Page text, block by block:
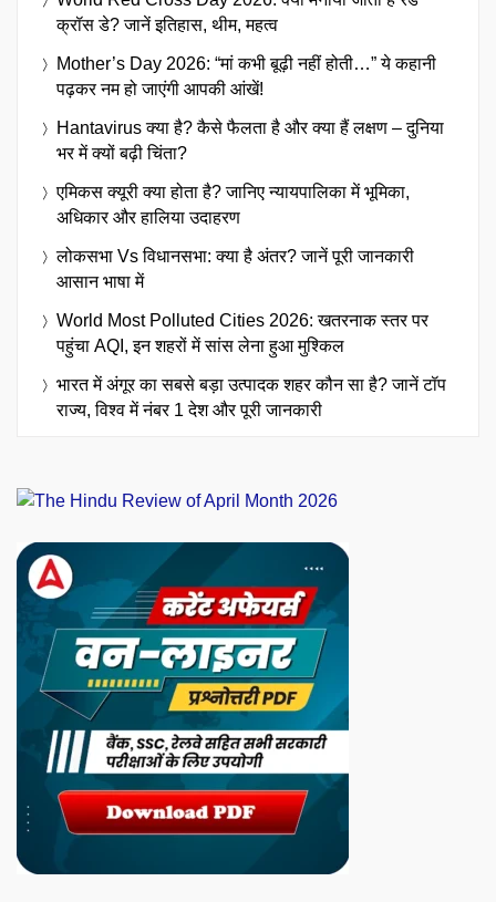
क्रॉस डे? जानें इतिहास, थीम, महत्व
Mother’s Day 2026: “मां कभी बूढ़ी नहीं होती…” ये कहानी
पढ़कर नम हो जाएंगी आपकी आंखें!
Hantavirus क्या है? कैसे फैलता है और क्या हैं लक्षण – दुनिया
भर में क्यों बढ़ी चिंता?
एमिकस क्यूरी क्या होता है? जानिए न्यायपालिका में भूमिका,
अधिकार और हालिया उदाहरण
लोकसभा Vs विधानसभा: क्या है अंतर? जानें पूरी जानकारी
आसान भाषा में
World Most Polluted Cities 2026: खतरनाक स्तर पर
पहुंचा AQI, इन शहरों में सांस लेना हुआ मुश्किल
भारत में अंगूर का सबसे बड़ा उत्पादक शहर कौन सा है? जानें टॉप
राज्य, विश्व में नंबर 1 देश और पूरी जानकारी